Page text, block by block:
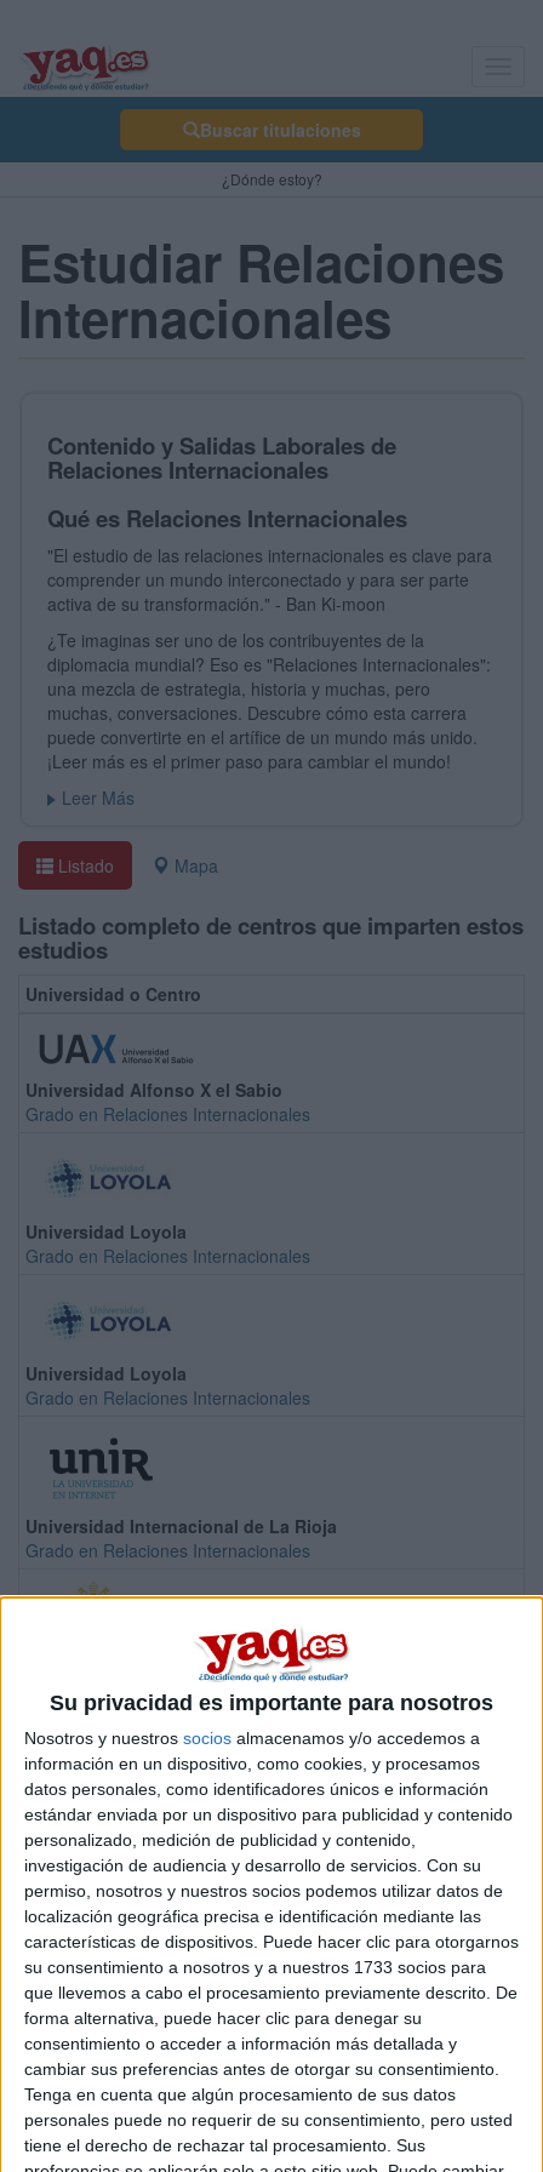
Su privacidad es importante para nosotros
Nosotros y nuestros socios almacenamos y/o accedemos a
información en un dispositivo, como cookies, y procesamos
datos personales, como identificadores únicos e información
estándar enviada por un dispositivo para publicidad y contenido
personalizado, medición de publicidad y contenido,
investigación de audiencia y desarrollo de servicios. Con su
permiso, nosotros y nuestros socios podemos utilizar datos de
localización geográfica precisa e identificación mediante las
características de dispositivos. Puede hacer clic para otorgarnos
su consentimiento a nosotros y a nuestros 1733 socios para
que llevemos a cabo el procesamiento previamente descrito. De
forma alternativa, puede hacer clic para denegar su
consentimiento o acceder a información más detallada y
cambiar sus preferencias antes de otorgar su consentimiento.
Tenga en cuenta que algún procesamiento de sus datos
personales puede no requerir de su consentimiento, pero usted
tiene el derecho de rechazar tal procesamiento. Sus
Buscar titulaciones
¿Dónde estoy?
Estudiar Relaciones
Internacionales
Contenido y Salidas Laborales de
Relaciones Internacionales
Qué es Relaciones Internacionales
"El estudio de las relaciones internacionales es clave para
comprender un mundo interconectado y para ser parte
activa de su transformación." - Ban Ki-moon
¿Te imaginas ser uno de los contribuyentes de la
diplomacia mundial? Eso es "Relaciones Internacionales":
una mezcla de estrategia, historia y muchas, pero
muchas, conversaciones. Descubre cómo esta carrera
puede convertirte en el artífice de un mundo más unido.
¡Leer más es el primer paso para cambiar el mundo!
Leer Más
Listado Mapa
Listado completo de centros que imparten estos
estudios
Universidad o Centro
Universidad Alfonso X el Sabio
Grado en Relaciones Internacionales
Universidad Loyola
Grado en Relaciones Internacionales
Universidad Loyola
Grado en Relaciones Internacionales
Universidad Internacional de La Rioja
Grado en Relaciones Internacionales
Universidad Pontificia Comillas
Grado en Relaciones Internacionales (Bachelor´s Degree in
Universidad Alfonso X el Sabio
Grado en Relaciones Internacionales (en inglés)
Universidad Alfonso X el Sabio
Doble Grado en Administración y Dirección de Empresas (ADE) +
Universidad Pontificia Comillas
Doble Grado en Administración y Dirección de Empresas (ADE) +